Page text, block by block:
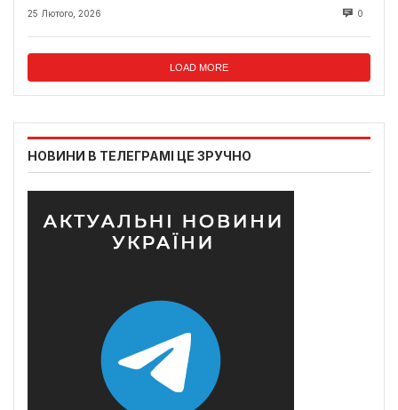
25 Лютого, 2026 0
LOAD MORE
НОВИНИ В ТЕЛЕГРАМІ ЦЕ ЗРУЧНО